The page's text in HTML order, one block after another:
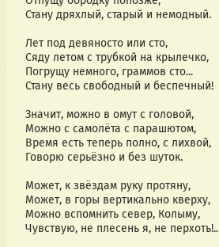
Стану дряхлый, старый и немодный.
Лет под девяносто или сто,
Сяду летом с трубкой на крылечко,
Погрущу немного, граммов сто...
Стану весь свободный и беспечный!
Значит, можно в омут с головой,
Можно с самолёта с парашютом,
Время есть теперь полно, с лихвой,
Говорю серьёзно и без шуток.
Может, к звёздам руку протяну,
Может, в горы вертикально кверху,
Можно вспомнить север, Колыму,
Чувствую, не плесень я, не перхоть!..